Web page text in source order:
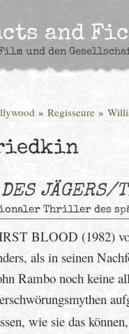
and
und den
» Regisseure »
JÄGERS/
Thriller des
BLOOD (1982)
als in seinen
Rambo noch keine
wie sie das können,